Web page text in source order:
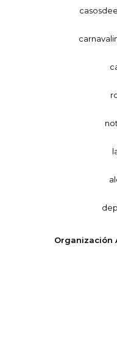
Organización